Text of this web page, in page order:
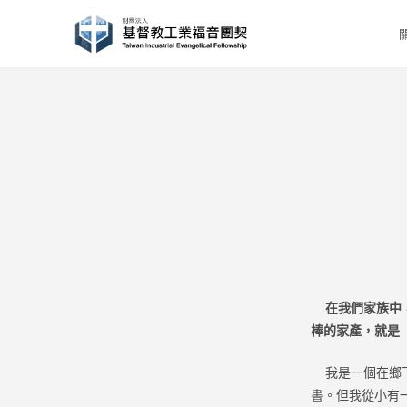
在我們家族中
棒的家產，就是
我是一個在鄉
書。但我從小有